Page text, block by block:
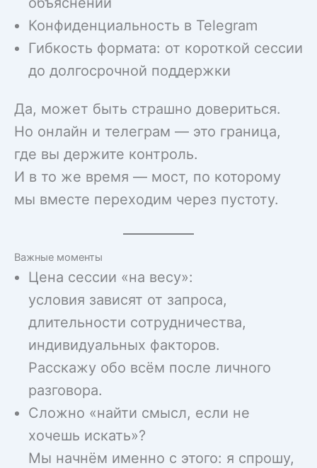
Конфиденциальность в Telegram
Гибкость формата: от короткой сессии
до долгосрочной поддержки
Да, может быть страшно довериться.
Но онлайн и телеграм — это граница,
где вы держите контроль.
И в то же время — мост, по которому
мы вместе переходим через пустоту.
Важные моменты
Цена сессии «на весу»:
условия зависят от запроса,
длительности сотрудничества,
индивидуальных факторов.
Расскажу обо всём после личного
разговора.
Сложно «найти смысл, если не
хочешь искать»?
Мы начнём именно с этого: я спрошу,